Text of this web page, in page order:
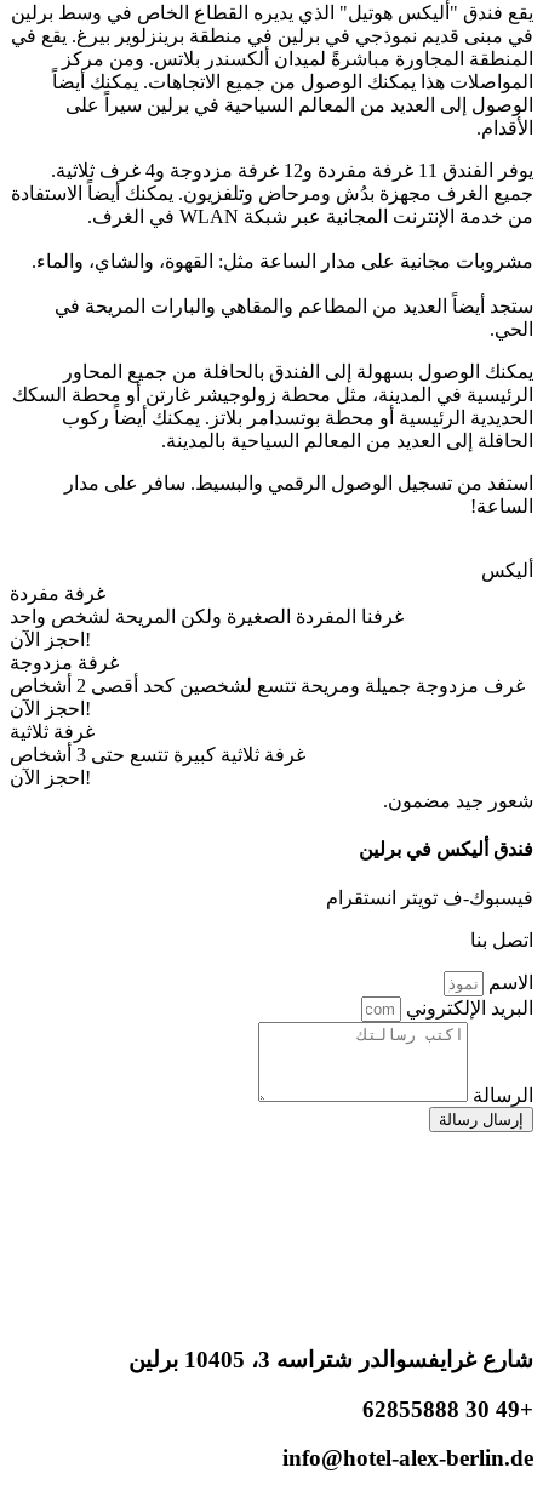
يقع فندق "أليكس هوتيل" الذي يديره القطاع الخاص في وسط برلين
في مبنى قديم نموذجي في برلين في منطقة برينزلوير بيرغ. يقع في
المنطقة المجاورة مباشرةً لميدان ألكسندر بلاتس. ومن مركز
المواصلات هذا يمكنك الوصول من جميع الاتجاهات. يمكنك أيضاً
الوصول إلى العديد من المعالم السياحية في برلين سيراً على
الأقدام.
يوفر الفندق 11 غرفة مفردة و12 غرفة مزدوجة و4 غرف ثلاثية.
جميع الغرف مجهزة بدُش ومرحاض وتلفزيون. يمكنك أيضاً الاستفادة
من خدمة الإنترنت المجانية عبر شبكة WLAN في الغرف.
مشروبات مجانية على مدار الساعة مثل: القهوة، والشاي، والماء.
ستجد أيضاً العديد من المطاعم والمقاهي والبارات المريحة في
الحي.
يمكنك الوصول بسهولة إلى الفندق بالحافلة من جميع المحاور
الرئيسية في المدينة، مثل محطة زولوجيشر غارتن أو محطة السكك
الحديدية الرئيسية أو محطة بوتسدامر بلاتز. يمكنك أيضاً ركوب
الحافلة إلى العديد من المعالم السياحية بالمدينة.
استفد من تسجيل الوصول الرقمي والبسيط. سافر على مدار
الساعة!
أليكس
غرفة مفردة
غرفنا المفردة الصغيرة ولكن المريحة لشخص واحد
احجز الآن!
غرفة مزدوجة
غرف مزدوجة جميلة ومريحة تتسع لشخصين كحد أقصى 2 أشخاص
احجز الآن!
غرفة ثلاثية
غرفة ثلاثية كبيرة تتسع حتى 3 أشخاص
احجز الآن!
شعور جيد مضمون.
فندق أليكس في برلين
فيسبوك-ف تويتر انستقرام
اتصل بنا
الاسم
البريد الإلكتروني
الرسالة
إرسال رسالة
شارع غرايفسوالدر شتراسه 3، 10405 برلين
+49 30 62855888
info@hotel-alex-berlin.de